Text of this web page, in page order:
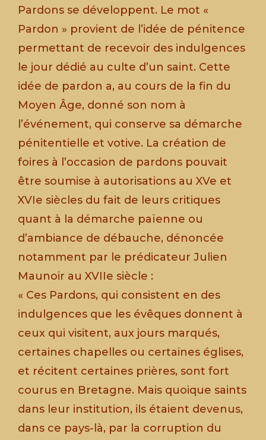
Pardons se développent. Le mot «
Pardon » provient de l’idée de pénitence
permettant de recevoir des indulgences
le jour dédié au culte d’un saint. Cette
idée de pardon a, au cours de la fin du
Moyen Âge, donné son nom à
l’événement, qui conserve sa démarche
pénitentielle et votive. La création de
foires à l’occasion de pardons pouvait
être soumise à autorisations au XVe et
XVIe siècles du fait de leurs critiques
quant à la démarche païenne ou
d’ambiance de débauche, dénoncée
notamment par le prédicateur Julien
Maunoir au XVIIe siècle :
« Ces Pardons, qui consistent en des
indulgences que les évêques donnent à
ceux qui visitent, aux jours marqués,
certaines chapelles ou certaines églises,
et récitent certaines prières, sont fort
courus en Bretagne. Mais quoique saints
dans leur institution, ils étaient devenus,
dans ce pays-là, par la corruption du